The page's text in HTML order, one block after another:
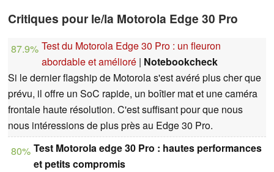
Critiques pour le/la Motorola Edge 30 Pro
87.9% Test du Motorola Edge 30 Pro : un fleuron
abordable et amélioré | Notebookcheck
Si le dernier flagship de Motorola s'est avéré plus cher que
prévu, il offre un SoC rapide, un boîtier mat et une caméra
frontale haute résolution. C'est suffisant pour que nous
nous intéressions de plus près au Edge 30 Pro.
80% Test Motorola edge 30 Pro : hautes performances
et petits compromis